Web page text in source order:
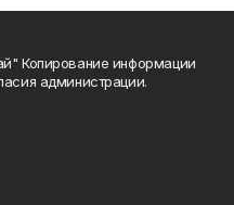
Копирование информации
администрации.